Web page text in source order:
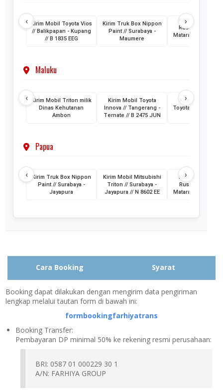
‹
Kirim Mobil Toyota Vios
// Balikpapan - Kupang
// B 1835 EEG
Kirim Truk Box Nippon
Paint // Surabaya -
Maumere
Kirim Mobil
Rush //
Mataram Lombok
›
Maluku
‹
Kirim Mobil Triton milik
Dinas Kehutanan
Ambon
Kirim Mobil Toyota
Innova // Tangerang -
Ternate // B 2475 JUN
Kirim 2 Unit
Toyota HiAce //
›
Papua
‹
Kirim Truk Box Nippon
Paint // Surabaya -
Jayapura
Kirim Mobil Mitsubishi
Triton // Surabaya -
Jayapura // N 8602 EE
Kirim Mobil
Rush //
Mataram // PA
›
Cara Booking Syarat
Booking dapat dilakukan dengan mengirim data pengiriman
lengkap melalui tautan form di bawah ini:
formbookingfarhiyatrans
Booking Transfer:
Pembayaran DP minimal 50% ke rekening resmi perusahaan:
BRI: 0587 01 000229 30 1
A/N: FARHIYA GROUP